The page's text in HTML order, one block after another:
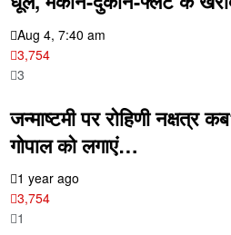
Aug 4, 7:40 am
3,754
3
जन्माष्टमी पर रोहिणी नक्षत्र
गोपाल को लगाएं…
1 year ago
3,754
1